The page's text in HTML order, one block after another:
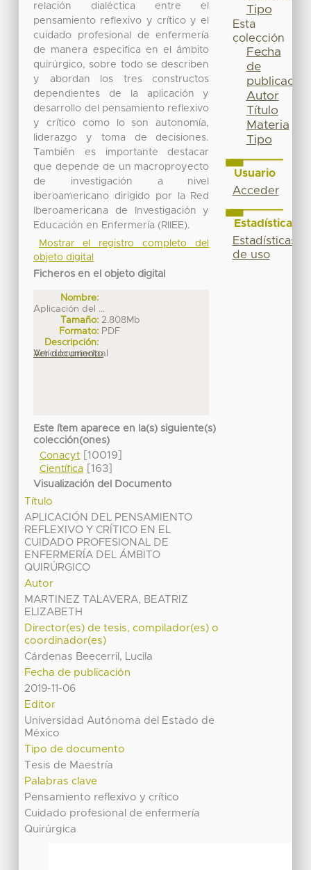
relación dialéctica entre el
pensamiento reflexivo y crítico y el
cuidado profesional de enfermería
de manera especifica en el ámbito
quirúrgico, sobre todo se describen
y abordan los tres constructos
dependientes de la aplicación y
desarrollo del pensamiento reflexivo
y crítico como lo son autonomía,
liderazgo y toma de decisiones.
También es importante destacar
que depende de un macroproyecto
de investigación a nivel
iberoamericano dirigido por la Red
Iberoamericana de Investigación y
Educación en Enfermería (RIIEE).
Mostrar el registro completo del
objeto digital
Ficheros en el objeto digital
Nombre:
Aplicación del ...
Tamaño: 2.808Mb
Formato: PDF
Descripción:
Artículo principal
Ver documento
Este ítem aparece en la(s) siguiente(s)
colección(ones)
Conacyt[10019]
Científica[163]
Visualización del Documento
Título
APLICACIÓN DEL PENSAMIENTO
REFLEXIVO Y CRÍTICO EN EL
CUIDADO PROFESIONAL DE
ENFERMERÍA DEL ÁMBITO
QUIRÚRGICO
Autor
MARTINEZ TALAVERA, BEATRIZ
ELIZABETH
Director(es) de tesis, compilador(es) o
coordinador(es)
Cárdenas Beecerril, Lucila
Fecha de publicación
2019-11-06
Editor
Universidad Autónoma del Estado de
México
Tipo de documento
Tesis de Maestría
Palabras clave
Pensamiento reflexivo y crítico
Cuidado profesional de enfermería
Quirúrgica
Tipo
Esta
colección
Fecha
de
publicación
Autor
Título
Materia
Tipo
Usuario
Acceder
Estadísticas
Estadísticas
de uso